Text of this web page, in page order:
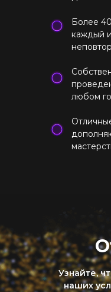
Более
каждый
любом
Узнайте,
наших